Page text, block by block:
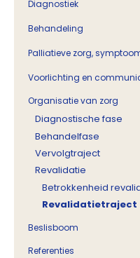
Diagnostiek
Behandeling
Palliatieve zorg,
Voorlichting en
Organisatie van zorg
Diagnostische fase
Behandelfase
Vervolgtraject
Revalidatie
Betrokkenheid
Revalidatietraject
Beslisboom
Referenties